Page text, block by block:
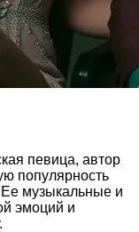
певица, автор
популярность
музыкальные и
эмоций и